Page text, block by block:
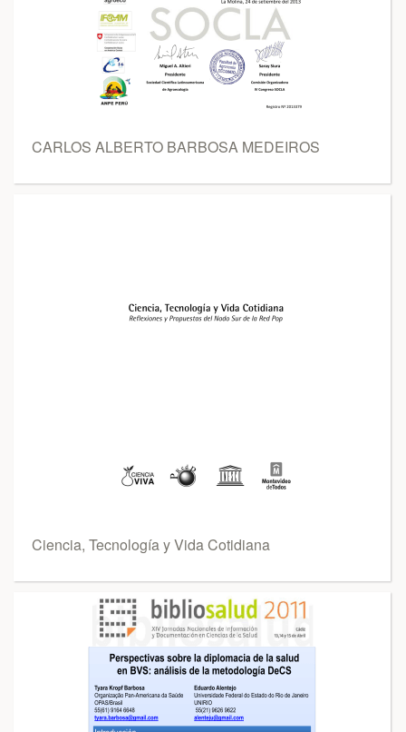
CARLOS ALBERTO BARBOSA MEDEIROS
Ciencia, Tecnología y Vida Cotidiana